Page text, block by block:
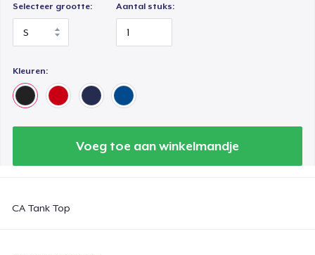
Selecteer grootte: Aantal stuks:
Kleuren:
Voeg toe aan winkelmandje
CA Tank Top